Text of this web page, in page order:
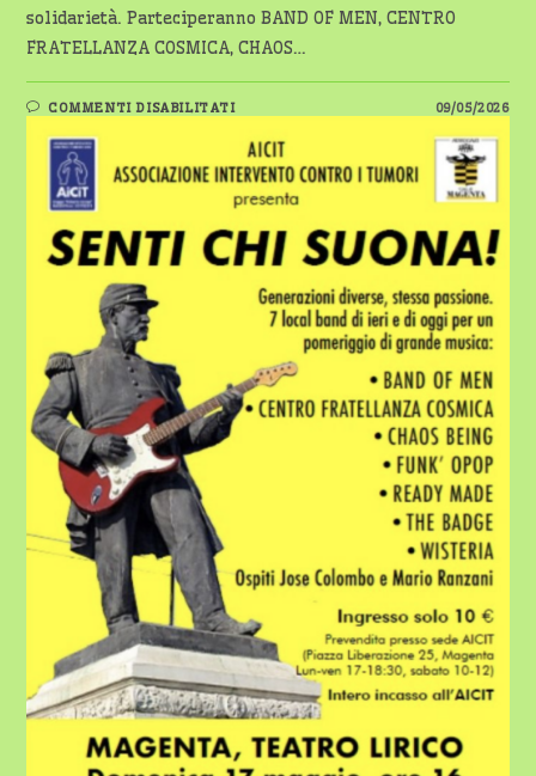
solidarietà. Parteciperanno BAND OF MEN, CENTRO
FRATELLANZA COSMICA, CHAOS…
COMMENTI DISABILITATISU
MAGENTA,
“SENTI
CHI
SUONA!”:
MUSICA
E
SOLIDARIETÀ
AL
TEATRO
LIRICO
AICIT
DOMENICA
MAGGIO
09/05/2026